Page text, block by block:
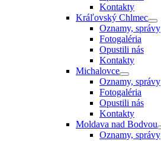
Kontakty
Kráľovský Chlmec
Oznamy, správy
Fotogaléria
Opustili nás
Kontakty
Michalovce
Oznamy, správy
Fotogaléria
Opustili nás
Kontakty
Moldava nad Bodvou
Oznamy, správy